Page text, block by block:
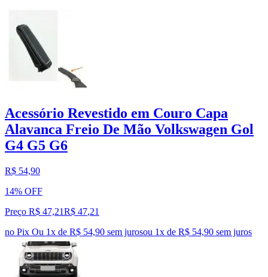
Acessório Revestido em Couro Capa
Alavanca Freio De Mão Volkswagen Gol
G4 G5 G6
R$ 54,90
14% OFF
Preço R$ 47,21R$ 47,21
no Pix Ou 1x de R$ 54,90 sem jurosou 1x de R$ 54,90 sem juros